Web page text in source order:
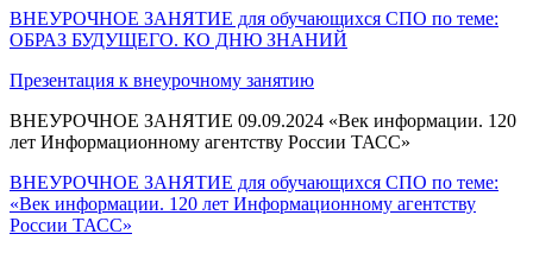
ВНЕУРОЧНОЕ ЗАНЯТИЕ для обучающихся СПО по теме:
ОБРАЗ БУДУЩЕГО. КО ДНЮ ЗНАНИЙ
Презентация к внеурочному занятию
ВНЕУРОЧНОЕ ЗАНЯТИЕ 09.09.2024 «Век информации. 120
лет Информационному агентству России ТАСС»
ВНЕУРОЧНОЕ ЗАНЯТИЕ для обучающихся СПО по теме:
«Век информации. 120 лет Информационному агентству
России ТАСС»